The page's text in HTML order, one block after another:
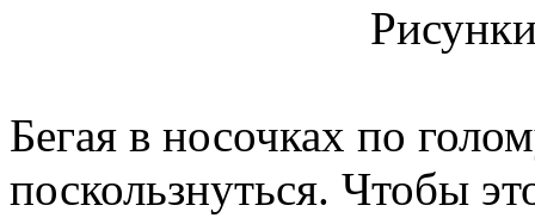
Бегая в носочках по
поскользнуться. Чтобы